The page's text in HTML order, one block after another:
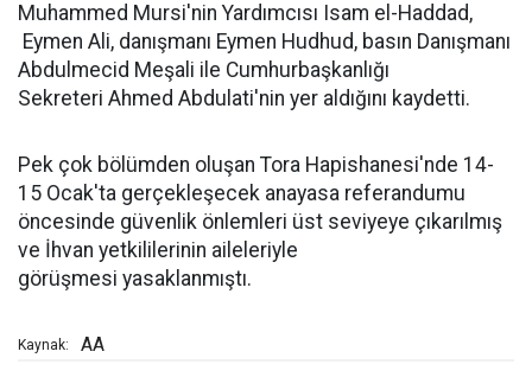
Muhammed Mursi'nin Yardımcısı Isam el-Haddad,
Eymen Ali, danışmanı Eymen Hudhud, basın Danışmanı
Abdulmecid Meşali ile Cumhurbaşkanlığı
Sekreteri Ahmed Abdulati'nin yer aldığını kaydetti.
Pek çok bölümden oluşan Tora Hapishanesi'nde 14-
15 Ocak'ta gerçekleşecek anayasa referandumu
öncesinde güvenlik önlemleri üst seviyeye çıkarılmış
ve İhvan yetkililerinin aileleriyle
görüşmesi yasaklanmıştı.
Kaynak: AA